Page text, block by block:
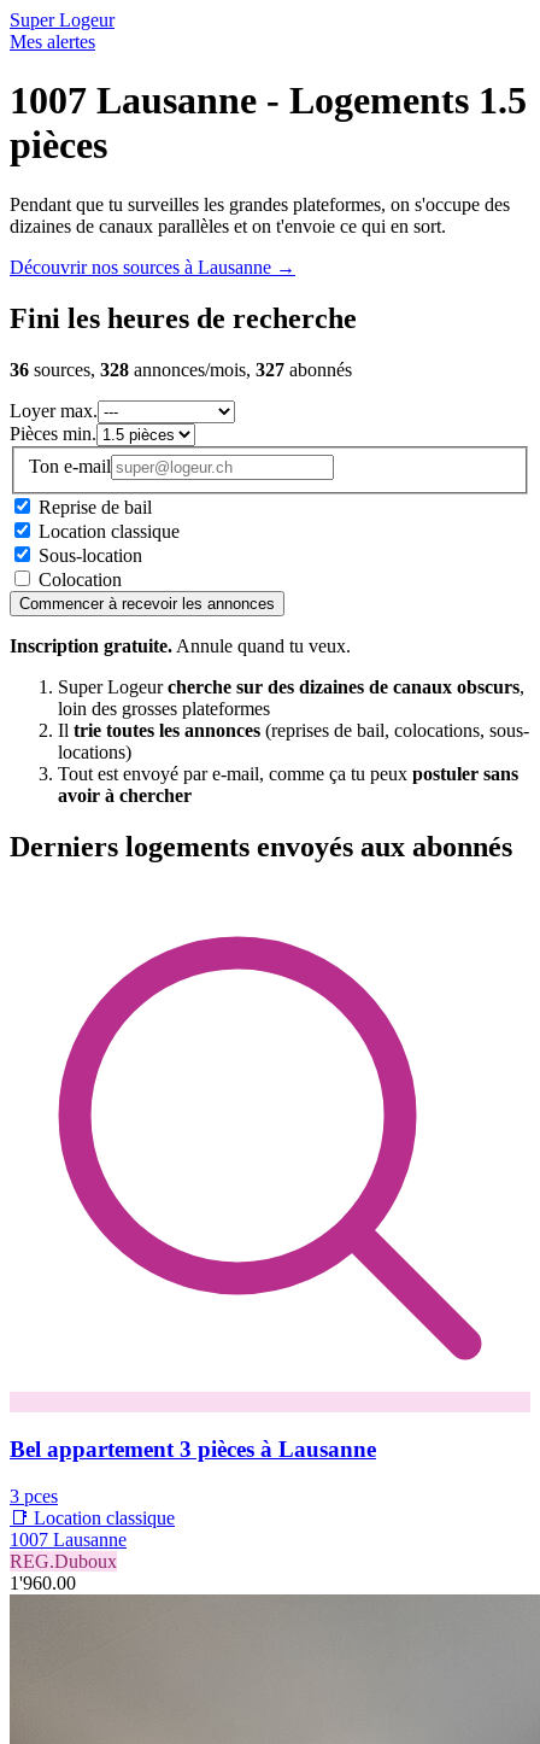
Super Logeur
Mes alertes
1007 Lausanne - Logements 1.5
pièces
Pendant que tu surveilles les grandes plateformes, on s'occupe des
dizaines de canaux parallèles et on t'envoie ce qui en sort.
Découvrir nos sources à Lausanne →
Fini les heures de recherche
36 sources, 328 annonces/mois, 327 abonnés
Loyer max.
Pièces min.
Ton e-mail
Reprise de bail
Location classique
Sous-location
Colocation
Commencer à recevoir les annonces
Inscription gratuite. Annule quand tu veux.
Super Logeurcherche sur des dizaines de canaux obscurs,
loin des grosses plateformes
Il trie toutes les annonces (reprises de bail, colocations, sous-
locations)
Tout est envoyé par e-mail, comme ça tu peux postuler sans
avoir à chercher
Derniers logements envoyés aux abonnés
Bel appartement 3 pièces à Lausanne
3 pces
📑 Location classique
1007 Lausanne
REG.Duboux
1'960.00